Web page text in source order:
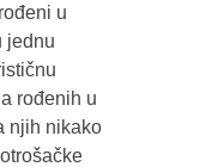
u
jednu
rođenih u
njih nikako